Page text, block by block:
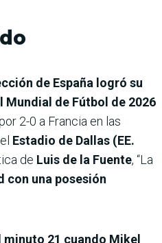
de España logró su
de Fútbol de 2026
2-0 a Francia en las
Estadio de Dallas (EE.
de Luis de la Fuente, “La
con una posesión
minuto 21 cuando Mikel